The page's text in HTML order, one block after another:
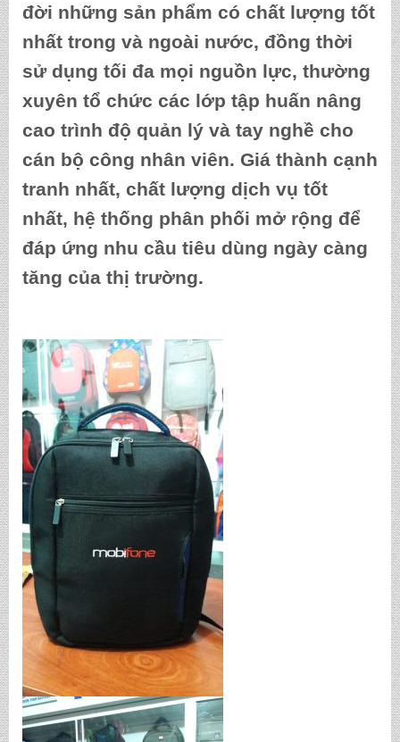
đời những sản phẩm có chất lượng tốt
nhất trong và ngoài nước, đồng thời
sử dụng tối đa mọi nguồn lực, thường
xuyên tổ chức các lớp tập huấn nâng
cao trình độ quản lý và tay nghề cho
cán bộ công nhân viên. Giá thành cạnh
tranh nhất, chất lượng dịch vụ tốt
nhất, hệ thống phân phối mở rộng để
đáp ứng nhu cầu tiêu dùng ngày càng
tăng của thị trường.